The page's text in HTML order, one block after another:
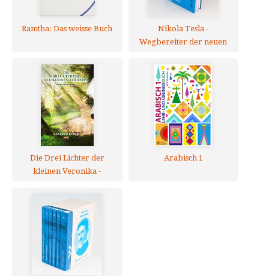
Ramtha: Das weisse Buch
Nikola Tesla -
Wegbereiter der neuen
Neuauflage
Die Drei Lichter der
kleinen Veronika -
Arabisch 1